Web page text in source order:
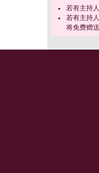
若有主持
若有主持
将免费赠送